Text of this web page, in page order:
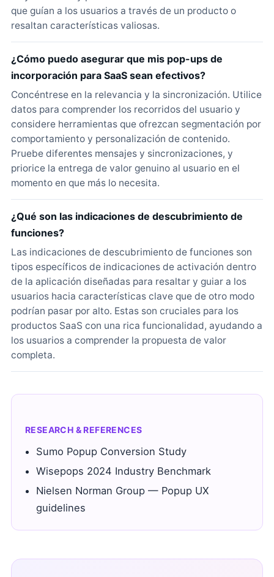
que guían a los usuarios a través de un producto o
resaltan características valiosas.
¿Cómo puedo asegurar que mis pop-ups de
incorporación para SaaS sean efectivos?
Concéntrese en la relevancia y la sincronización. Utilice
datos para comprender los recorridos del usuario y
considere herramientas que ofrezcan segmentación por
comportamiento y personalización de contenido.
Pruebe diferentes mensajes y sincronizaciones, y
priorice la entrega de valor genuino al usuario en el
momento en que más lo necesita.
¿Qué son las indicaciones de descubrimiento de
funciones?
Las indicaciones de descubrimiento de funciones son
tipos específicos de indicaciones de activación dentro
de la aplicación diseñadas para resaltar y guiar a los
usuarios hacia características clave que de otro modo
podrían pasar por alto. Estas son cruciales para los
productos SaaS con una rica funcionalidad, ayudando a
los usuarios a comprender la propuesta de valor
completa.
RESEARCH & REFERENCES
Sumo Popup Conversion Study
Wisepops 2024 Industry Benchmark
Nielsen Norman Group — Popup UX
guidelines